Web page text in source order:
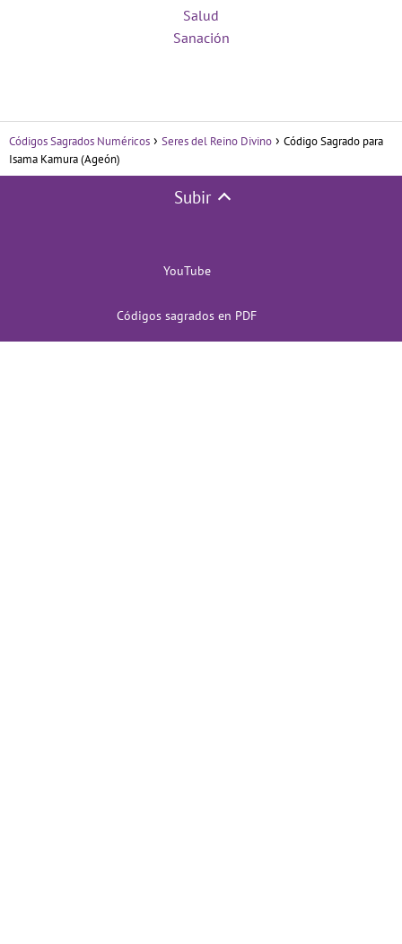
Salud
Sanación
Códigos Sagrados Numéricos Seres del Reino Divino
Código Sagrado para
Isama Kamura (Ageón)
Subir
YouTube
Códigos sagrados en PDF